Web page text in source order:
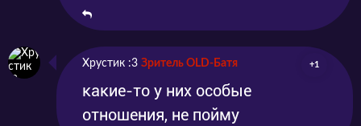
Хрустик :3 Зритель OLD-Батя +1
какие-то у них особые
отношения, не пойму